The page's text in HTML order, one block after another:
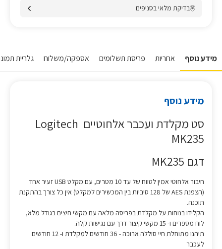
בדיקת מלאי בסניפים
מידע נוסף אחריות פריסת תשלומים אספקה/משלוח גלריית
מידע נוסף
סט מקלדת ועכבר אלחוטיים Logitech
MK235
דגם MK235
חיבור אלחוטי אמין לטווח של עד 10 מטרים, עם מקלט USB זעיר אחד
(הצפנת AES של 128 סיביות בין המכשירים למקלט) אין כל צורך בהתקנת
תוכנה.
הקלידו בנוחות על מקלדת בפריסה מלאה עם מקשי חיצים בגודל מלא,
לוח מספרים ו- 15 מקשי קיצור דרך עם נגישות קלה.
תיהנו מתוחלת חיי סוללה ארוכה - 36 חודשים למקלדת ו- 12 חודשים
לעכבר